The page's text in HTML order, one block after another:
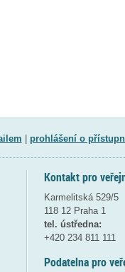
prohlášení o
Kontakt pro
Karmelitská 529/5
118 12 Praha 1
tel. ústředna:
+420 234 811 111
Podatelna pro